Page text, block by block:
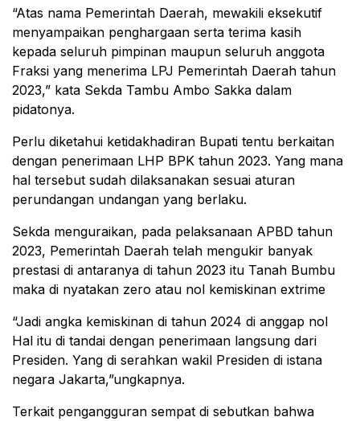
“Atas nama Pemerintah Daerah, mewakili eksekutif
menyampaikan penghargaan serta terima kasih
kepada seluruh pimpinan maupun seluruh anggota
Fraksi yang menerima LPJ Pemerintah Daerah tahun
2023,” kata Sekda Tambu Ambo Sakka dalam
pidatonya.
Perlu diketahui ketidakhadiran Bupati tentu berkaitan
dengan penerimaan LHP BPK tahun 2023. Yang mana
hal tersebut sudah dilaksanakan sesuai aturan
perundangan undangan yang berlaku.
Sekda menguraikan, pada pelaksanaan APBD tahun
2023, Pemerintah Daerah telah mengukir banyak
prestasi di antaranya di tahun 2023 itu Tanah Bumbu
maka di nyatakan zero atau nol kemiskinan extrime
“Jadi angka kemiskinan di tahun 2024 di anggap nol
Hal itu di tandai dengan penerimaan langsung dari
Presiden. Yang di serahkan wakil Presiden di istana
negara Jakarta,”ungkapnya.
Terkait pengangguran sempat di sebutkan bahwa